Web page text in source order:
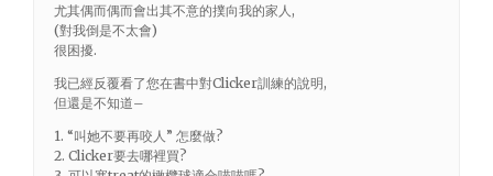
尤其偶而偶而會出其不意的撲向我的家人,
(對我倒是不太會)
很困擾.
我已經反覆看了您在書中對Clicker訓練的說明,
但還是不知道–
1. “叫她不要再咬人” 怎麼做?
2. Clicker要去哪裡買?